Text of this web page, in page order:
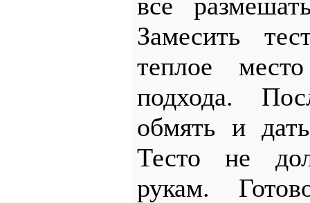
Замесить
теплое
подхода.
обмять и
Тесто не
рукам.